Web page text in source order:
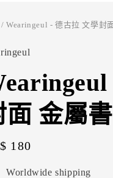
/ Wearingeul - 德古拉 文學封
面 金屬
180
Worldwide shipping